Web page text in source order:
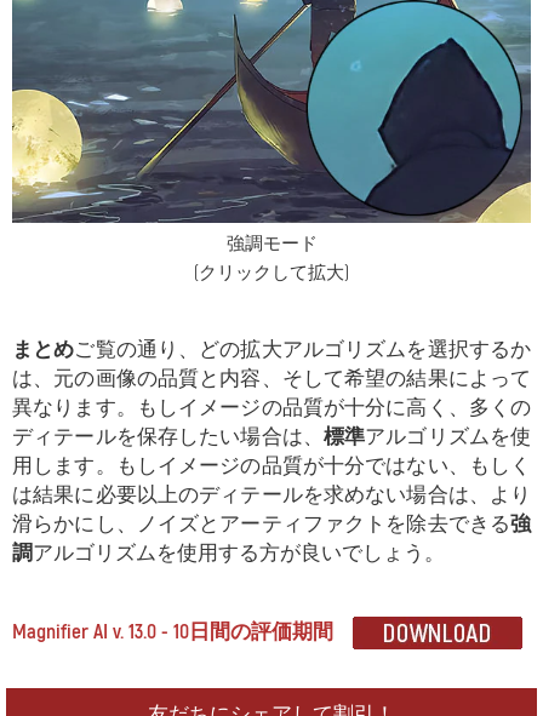
強調モード
(クリックして拡大)
まとめご覧の通り、どの拡大アルゴリズムを選択するか
は、元の画像の品質と内容、そして希望の結果によって
異なります。もしイメージの品質が十分に高く、多くの
ディテールを保存したい場合は、 標準アルゴリズムを使
用します。もしイメージの品質が十分ではない、もしく
は結果に必要以上のディテールを求めない場合は、より
滑らかにし、ノイズとアーティファクトを除去できる強
調アルゴリズムを使用する方が良いでしょう。
Magnifier AI v. 13.0 - 10日間の評価期間